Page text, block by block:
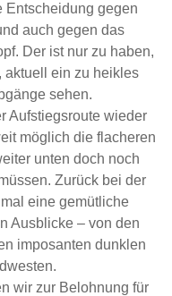
Entscheidung gegen
auch gegen das
Der ist nur zu haben,
aktuell ein zu heikles
sehen.
Aufstiegsroute wieder
möglich die flacheren
unten doch noch
Zurück bei der
eine gemütliche
Ausblicke – von den
imposanten dunklen
wir zur Belohnung für